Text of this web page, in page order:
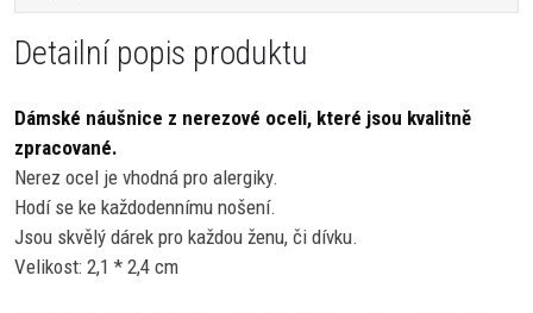
Detailní popis produktu
Dámské náušnice z nerezové oceli, které jsou kvalitně
zpracované.
Nerez ocel je vhodná pro alergiky.
Hodí se ke každodennímu nošení.
Jsou skvělý dárek pro každou ženu, či dívku.
Velikost: 2,1 * 2,4 cm